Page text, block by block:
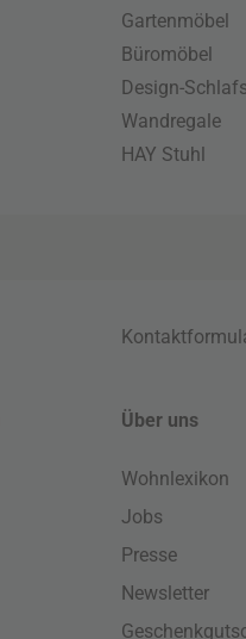
Gartenmöbel
Büromöbel
Design-
Wandregale
HAY Stuhl
Über uns
Wohnlexikon
Jobs
Presse
Newsletter